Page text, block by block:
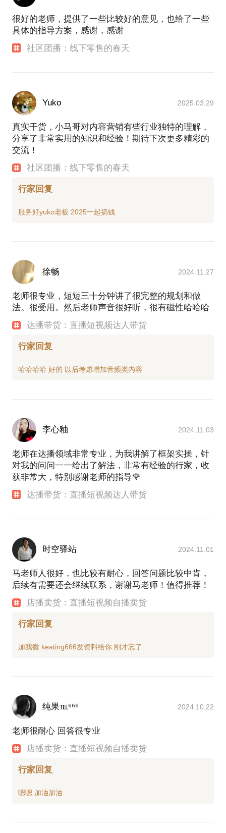
很好的老师，提供了一些比较好的意见，也给了一些
具体的指导方案，感谢，感谢
社区团播：线下零售的春天
Yuko 2025.03.29
真实干货，小马哥对内容营销有些行业独特的理解，
分享了非常实用的知识和经验！期待下次更多精彩的
交流！
社区团播：线下零售的春天
行家回复
徐畅 2024.11.27
老师很专业，短短三十分钟讲了很完整的规划和做
法。很受用。然后老师声音很好听，很有磁性哈哈哈
达播带货：直播短视频达人带货
行家回复
李心釉 2024.11.03
老师在达播领域非常专业，为我讲解了框架实操，针
对我的问问一一给出了解法，非常有经验的行家，收
获非常大，特别感谢老师的指导🌹
达播带货：直播短视频达人带货
时空驿站 2024.11.01
马老师人很好，也比较有耐心，回答问题比较中肯，
后续有需要还会继续联系，谢谢马老师！值得推荐！
店播卖货：直播短视频自播卖货
行家回复
纯果℡⁶⁶⁶ 2024.10.22
老师很耐心 回答很专业
店播卖货：直播短视频自播卖货
行家回复